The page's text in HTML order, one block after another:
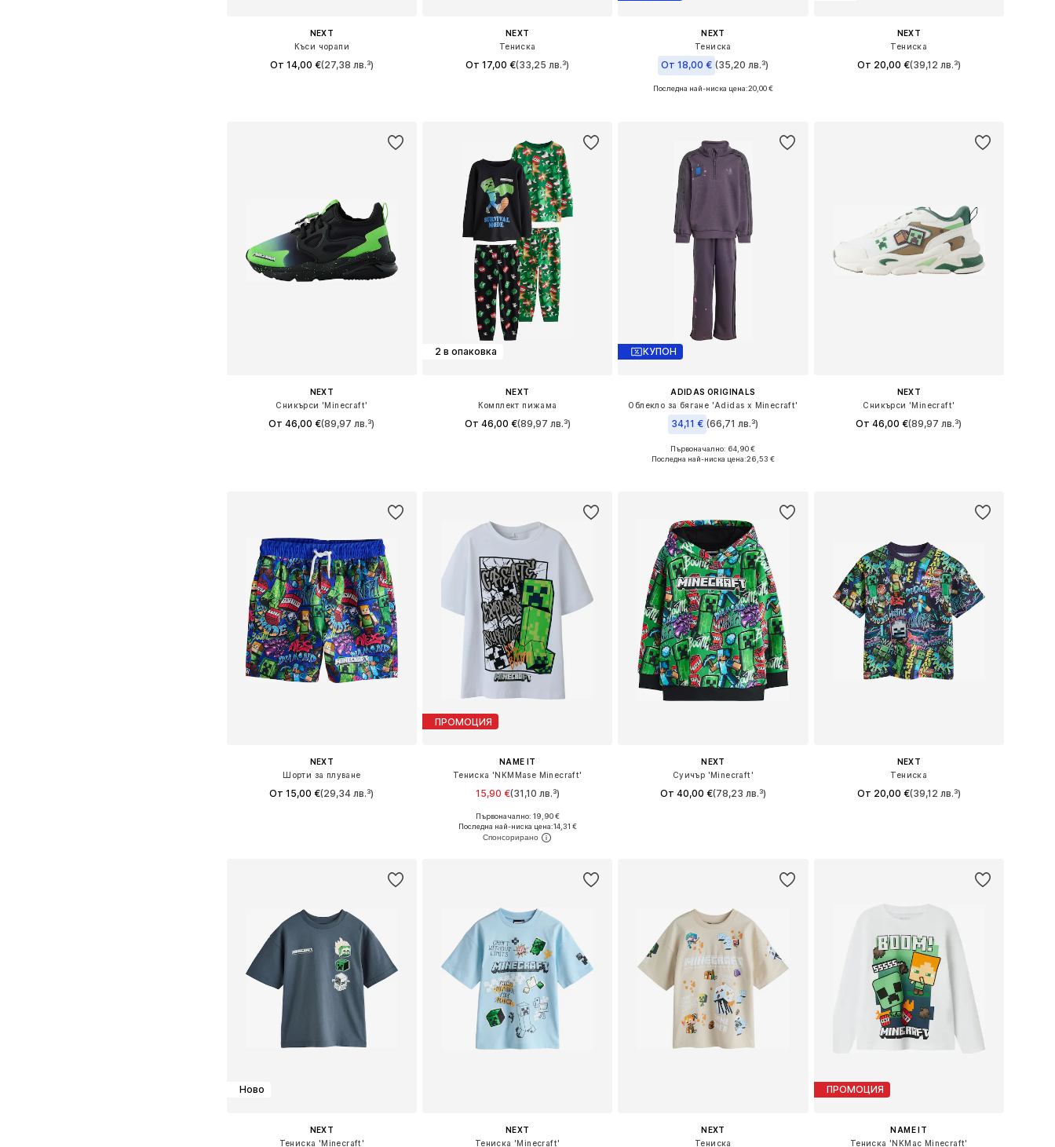
NEXT
Къси чорапи
От 14,00 €(27,38 лв.³)
NEXT
Тениска
От 17,00 €(33,25 лв.³)
NEXT
Тениска
От 18,00 € (35,20 лв.³)
+4
Предлага се в много размери
Последна най-ниска цена:20,00 €
NEXT
Тениска
От 20,00 €(39,12 лв.³)
NEXT
Сникърси 'Minecraft'
От 46,00 €(89,97 лв.³)
2 в опаковка
NEXT
Комплект пижама
От 46,00 €(89,97 лв.³)
КУПОН
ADIDAS ORIGINALS
Облекло за бягане 'Adidas x Minecraft'
34,11 € (66,71 лв.³)
Налични размери: 104, 110, 116, 122
Първоначално: 64,90 €
Последна най-ниска цена:26,53 €
NEXT
Сникърси 'Minecraft'
От 46,00 €(89,97 лв.³)
NEXT
Шорти за плуване
От 15,00 €(29,34 лв.³)
ПРОМОЦИЯ
NAME IT
Тениска 'NKMMase Minecraft'
15,90 €(31,10 лв.³)
Добави в кошницата
Първоначално: 19,90 €
Последна най-ниска цена:14,31 €
NEXT
Суичър 'Minecraft'
От 40,00 €(78,23 лв.³)
NEXT
Тениска
От 20,00 €(39,12 лв.³)
Ново
NEXT
Тениска 'Minecraft'
NEXT
Тениска 'Minecraft'
NEXT
Тениска
ПРОМОЦИЯ
NAME IT
Тениска 'NKMac Minecraft'